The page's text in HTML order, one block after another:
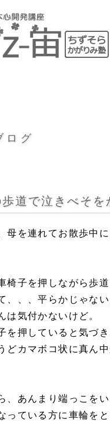
ログ
歩道で泣きべそを
母を連れてお散歩中
椅子を押しながら歩
、、、平らかじゃない
は気付かないけど。
を押していると気づき
どカマボコ状に真ん
、あんまり端っこを
っている方に車輪を